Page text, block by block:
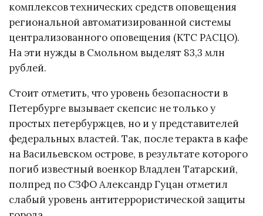
комплексов технических средств оповещения
региональной автоматизированной системы
централизованного оповещения (КТС РАСЦО).
На эти нужды в Смольном выделят 83,3 млн
рублей.
Стоит отметить, что уровень безопасности в
Петербурге вызывает скепсис не только у
простых петербуржцев, но и у представителей
федеральных властей. Так, после теракта в кафе
на Васильевском острове, в результате которого
погиб известный военкор Владлен Татарский,
полпред по СЗФО Александр Гуцан отметил
слабый уровень антитеррористической защиты